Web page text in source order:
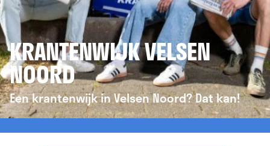
KRANTENWIJK VELSEN
NOORD
Een krantenwijk in Velsen Noord? Dat kan!